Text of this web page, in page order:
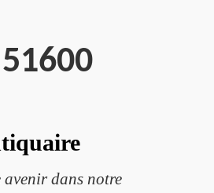
avenir dans notre